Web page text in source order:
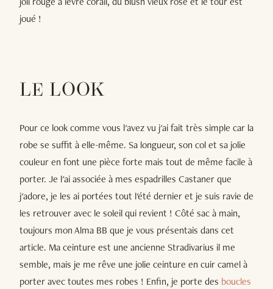
joué !
LE LOOK
Pour ce look comme vous l'avez vu j'ai fait très simple car la
robe se suffit à elle-même. Sa longueur, son col et sa jolie
couleur en font une pièce forte mais tout de même facile à
porter. Je l'ai associée à mes espadrilles Castaner que
j'adore, je les ai portées tout l'été dernier et je suis ravie de
les retrouver avec le soleil qui revient ! Côté sac à main,
toujours mon Alma BB que je vous présentais dans cet
article. Ma ceinture est une ancienne Stradivarius il me
semble, mais je me rêve une jolie ceinture en cuir camel à
porter avec toutes mes robes ! Enfin, je porte des boucles